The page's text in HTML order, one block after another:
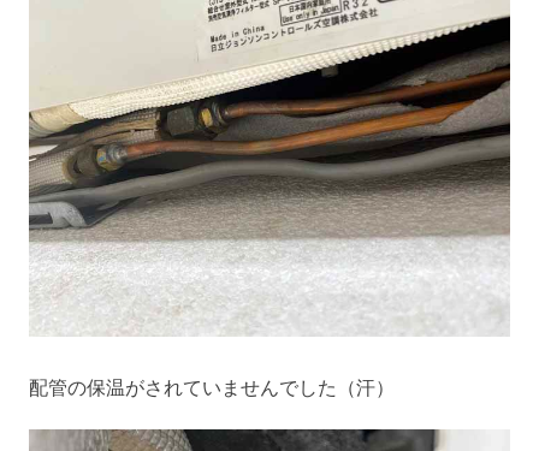
配管の保温がされていませんでした（汗）